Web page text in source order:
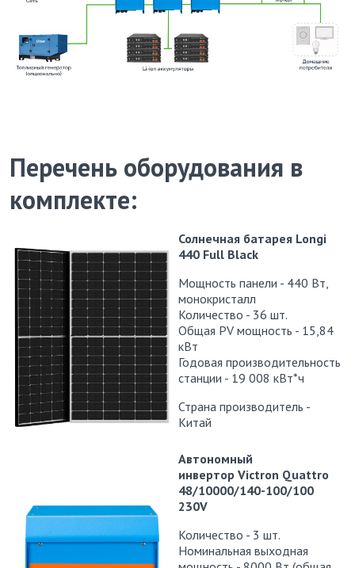
Перечень оборудования в
комплекте:
Солнечная батарея Longi
440 Full Black
Мощность панели - 440 Вт,
монокристалл
Количество - 36 шт.
Общая PV мощность - 15,84
кВт
Годовая производительность
станции - 19 008 кВт*ч
Страна производитель -
Китай
Автономный
инвертор Victron Quattro
48/10000/140-100/100
230V
Количество - 3 шт.
Номинальная выходная